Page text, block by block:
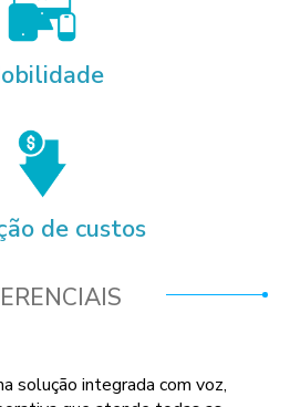
de custos
solução integrada com voz,